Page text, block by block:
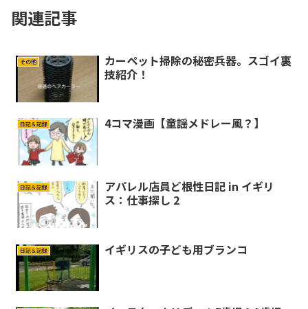
関連記事
その他
カーペット掃除の秘密兵器。スゴイ裏
技紹介！
日記＆記録 4コマ漫画【童謡メドレー風？】
日記＆記録
アパレル店員ど根性日記 in イギリ
ス：仕事探し 2
日記＆記録 イギリスの子ども用ブランコ